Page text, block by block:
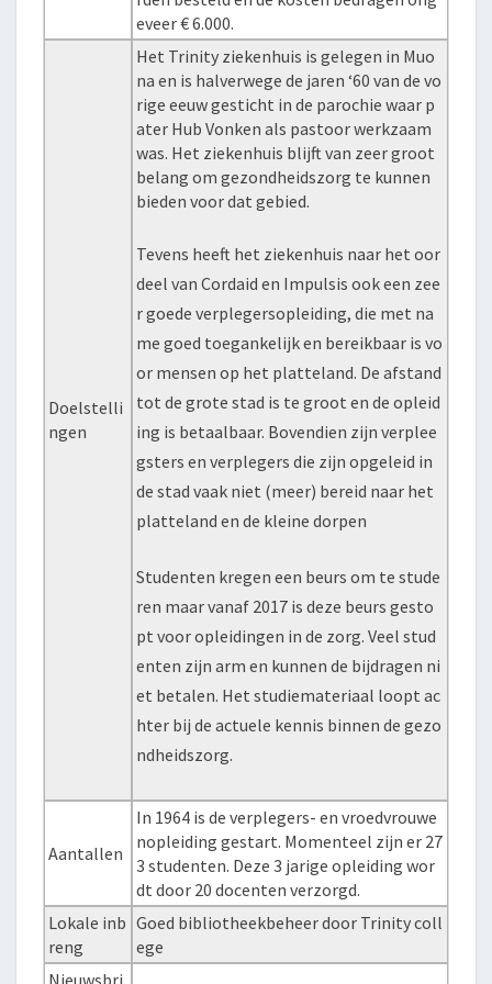
eveer € 6.000.
Doelstelli
ngen
Het Trinity ziekenhuis is gelegen in Muo
na en is halverwege de jaren ‘60 van de vo
rige eeuw gesticht in de parochie waar p
ater Hub Vonken als pastoor werkzaam
was. Het ziekenhuis blijft van zeer groot
belang om gezondheidszorg te kunnen
bieden voor dat gebied.
Tevens heeft het ziekenhuis naar het oor
deel van Cordaid en Impulsis ook een zee
r goede verplegersopleiding, die met na
me goed toegankelijk en bereikbaar is vo
or mensen op het platteland. De afstand
tot de grote stad is te groot en de opleid
ing is betaalbaar. Bovendien zijn verplee
gsters en verplegers die zijn opgeleid in
de stad vaak niet (meer) bereid naar het
platteland en de kleine dorpen
Studenten kregen een beurs om te stude
ren maar vanaf 2017 is deze beurs gesto
pt voor opleidingen in de zorg. Veel stud
enten zijn arm en kunnen de bijdragen ni
et betalen. Het studiemateriaal loopt ac
hter bij de actuele kennis binnen de gezo
ndheidszorg.
Aantallen
In 1964 is de verplegers- en vroedvrouwe
nopleiding gestart. Momenteel zijn er 27
3 studenten. Deze 3 jarige opleiding wor
dt door 20 docenten verzorgd.
Lokale inb
reng
Goed bibliotheekbeheer door Trinity coll
ege